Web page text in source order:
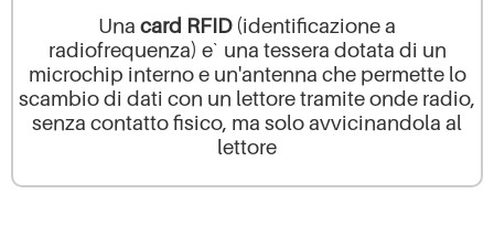
Una card RFID(identificazione a
radiofrequenza) e` una tessera dotata di un
microchip interno e un'antenna che permette lo
scambio di dati con un lettore tramite onde radio,
senza contatto fisico, ma solo avvicinandola al
lettore